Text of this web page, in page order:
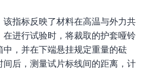
指标反映了材料在高温与外力共
在进行试验时，将裁取的护套哑铃
，并在下端悬挂规定重量的砝
后，测量试片标线间的距离，计